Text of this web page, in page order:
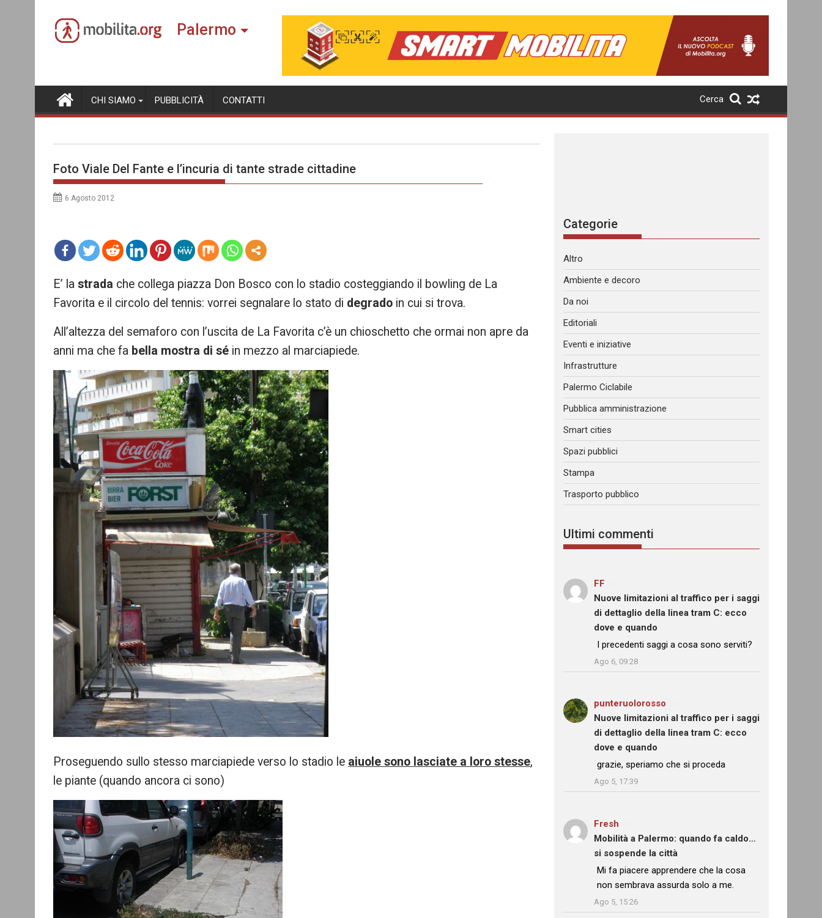
content
Palermo
CHI SIAMO PUBBLICITÀ CONTATTI Cerca
Foto Viale Del Fante e l’incuria di tante strade cittadine
6 Agosto 2012
re
E’ la strada che collega piazza Don Bosco con lo stadio costeggiando il bowling de La
Favorita e il circolo del tennis: vorrei segnalare lo stato di degrado in cui si trova.
All’altezza del semaforo con l’uscita de La Favorita c’è un chioschetto che ormai non apre da
anni ma che fa bella mostra di sé in mezzo al marciapiede.
Proseguendo sullo stesso marciapiede verso lo stadio le aiuole sono lasciate a loro stesse,
le piante (quando ancora ci sono)
Categorie
Altro
Ambiente e decoro
Da noi
Editoriali
Eventi e iniziative
Infrastrutture
Palermo Ciclabile
Pubblica amministrazione
Smart cities
Spazi pubblici
Stampa
Trasporto pubblico
Ultimi commenti
FF
Nuove limitazioni al traffico per i saggi
di dettaglio della linea tram C: ecco
dove e quando
: “I precedenti saggi a cosa sono serviti?
Ago 6, 09:28
punteruolorosso
Nuove limitazioni al traffico per i saggi
di dettaglio della linea tram C: ecco
dove e quando
: “
grazie, speriamo che si proceda
Ago 5, 17:39
Fresh
Mobilità a Palermo: quando fa caldo…
si sospende la città
: “
Mi fa piacere apprendere che la cosa
non sembrava assurda solo a me.
Ago 5, 15:26